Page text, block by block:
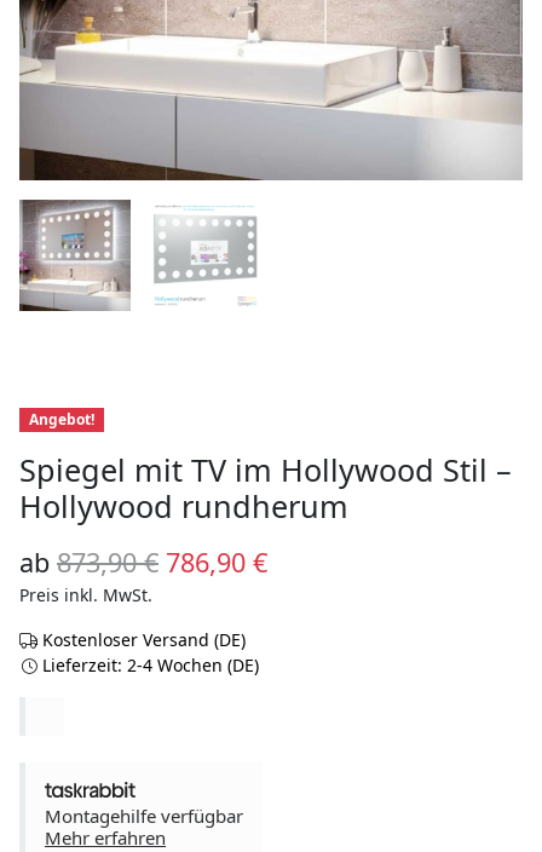
Angebot!
Spiegel mit TV im Hollywood Stil –
Hollywood rundherum
ab 873,90€ Ursprünglicher Preis war:
786,90 €Aktueller Preis ist:
Preis inkl. MwSt.
Kostenloser Versand (DE)
Lieferzeit: 2-4 Wochen (DE)
Montagehilfe verfügbar
Mehr erfahren